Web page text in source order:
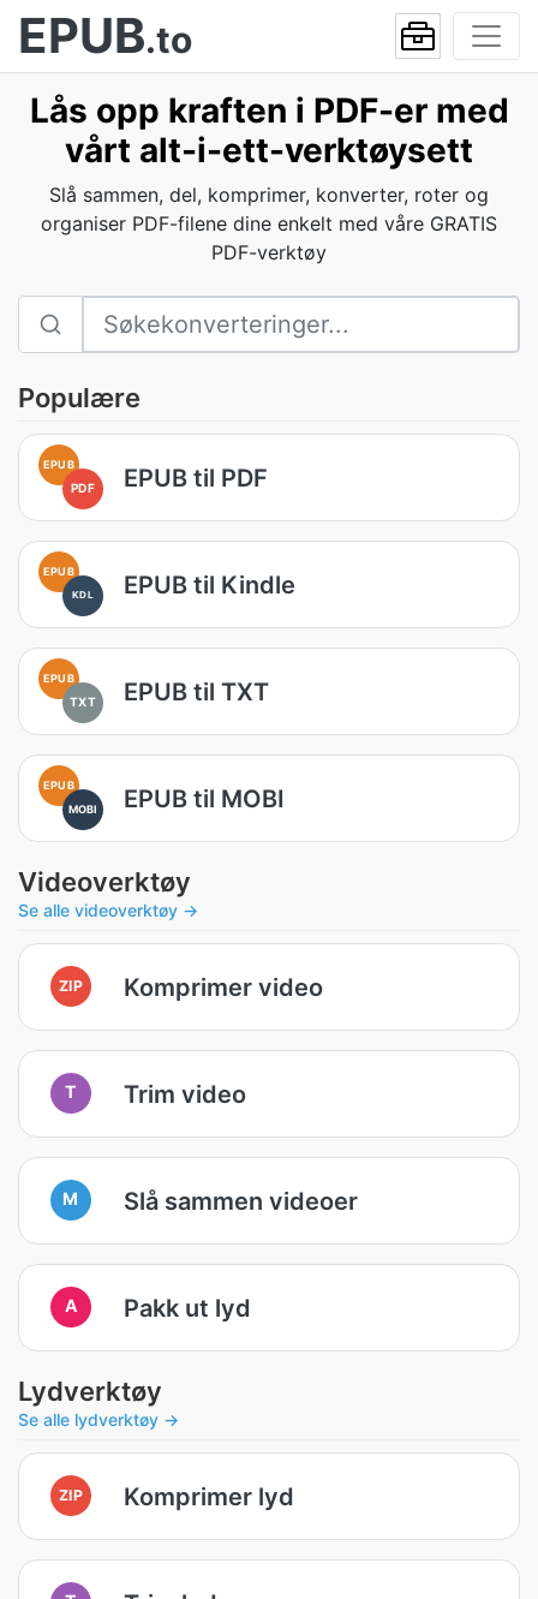
EPUB.to
Lås opp kraften i PDF-er med
vårt alt-i-ett-verktøysett
Slå sammen, del, komprimer, konverter, roter og
organiser PDF-filene dine enkelt med våre GRATIS
PDF-verktøy
Populære
EPUB
PDF EPUB til PDF
EPUB
KDL EPUB til Kindle
EPUB
TXT EPUB til TXT
EPUB
MOBI
EPUB til MOBI
Videoverktøy
Se alle videoverktøy →
ZIP Komprimer video
T Trim video
M Slå sammen videoer
A Pakk ut lyd
Lydverktøy
Se alle lydverktøy →
ZIP Komprimer lyd